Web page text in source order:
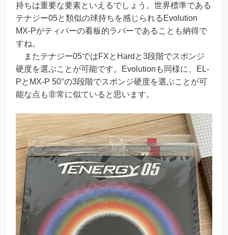
持ちは重要な要素といえるでしょう。世界標準である
テナジー05と類似の球持ちを感じられるEvolution
MX-Pがティバーの看板的ラバーであることも納得で
すね。
またテナジー05ではFXとHardと3段階でスポンジ
硬度を選ぶことが可能です。Evolutionも同様に、EL-
PとMX-P 50°の3段階でスポンジ硬度を選ぶことが可
能な点も非常に似ていると思います。